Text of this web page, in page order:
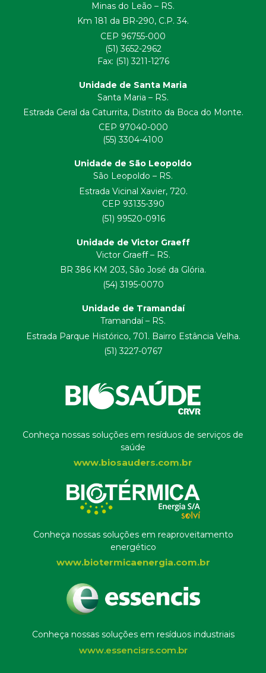
Minas do Leão – RS.
Km 181 da BR-290, C.P. 34.
CEP 96755-000
(51) 3652-2962
Fax: (51) 3211-1276
Unidade de Santa Maria
Santa Maria – RS.
Estrada Geral da Caturrita, Distrito da Boca do Monte.
CEP 97040-000
(55) 3304-4100
Unidade de São Leopoldo
São Leopoldo – RS.
Estrada Vicinal Xavier, 720.
CEP 93135-390
(51) 99520-0916
Unidade de Victor Graeff
Victor Graeff – RS.
BR 386 KM 203, São José da Glória.
(54) 3195-0070
Unidade de Tramandaí
Tramandaí – RS.
Estrada Parque Histórico, 701. Bairro Estância Velha.
(51) 3227-0767
Conheça nossas soluções em resíduos de serviços de
saúde
www.biosauders.com.br
Conheça nossas soluções em reaproveitamento
energético
www.biotermicaenergia.com.br
Conheça nossas soluções em resíduos industriais
www.essencisrs.com.br